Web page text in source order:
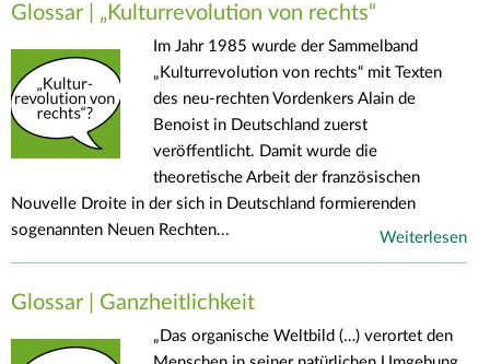
Glossar | „Kulturrevolution von rechts“
Im Jahr 1985 wurde der Sammelband
„Kulturrevolution von rechts“ mit Texten
des neu-rechten Vordenkers Alain de
Benoist in Deutschland zuerst
veröffentlicht. Damit wurde die
theoretische Arbeit der französischen
Nouvelle Droite in der sich in Deutschland formierenden
sogenannten Neuen Rechten...
Weiterlesen
Glossar | Ganzheitlichkeit
„Das organische Weltbild (…) verortet den